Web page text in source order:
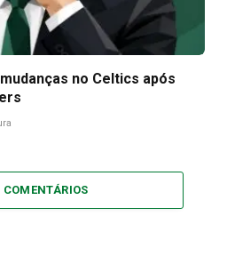
no Celtics após
COMENTÁRIOS